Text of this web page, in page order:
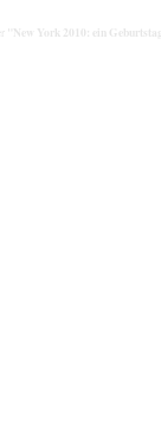
"New York 2010: ein